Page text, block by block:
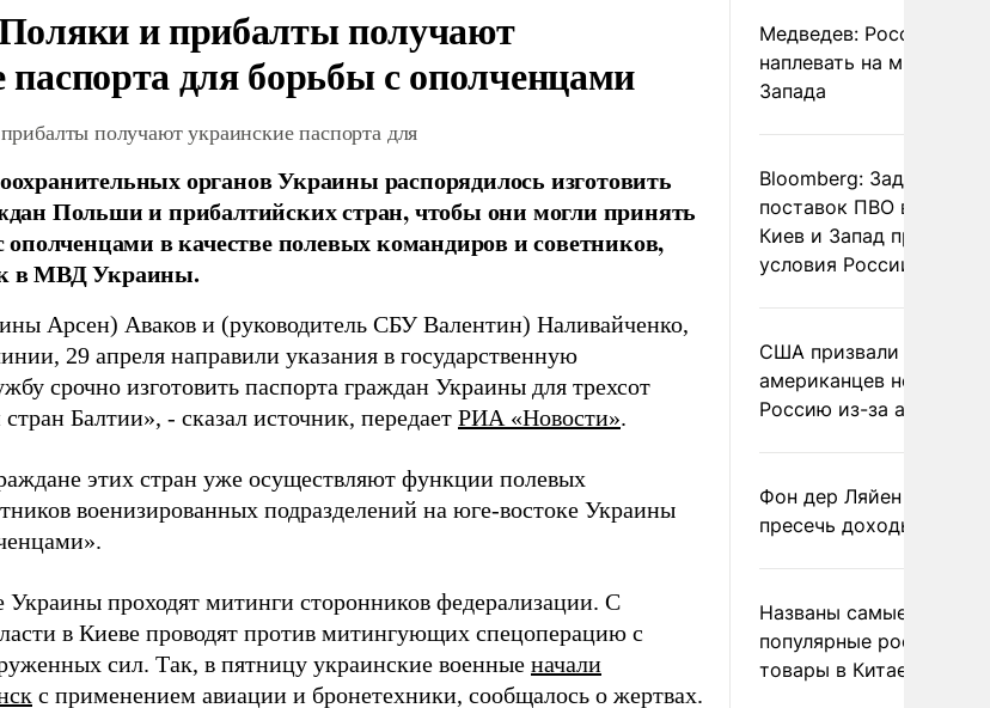
и прибалты получают
паспорта для борьбы с ополченцами
получают украинские паспорта для
органов Украины распорядилось изготовить
Польши и прибалтийских стран, чтобы они могли принять
ополченцами в качестве полевых командиров и советников,
в МВД Украины.
Арсен) Аваков и (руководитель СБУ Валентин) Наливайченко,
29 апреля направили указания в государственную
срочно изготовить паспорта граждан Украины для трехсот
Балтии», - сказал источник, передает РИА «Новости».
этих стран уже осуществляют функции полевых
военизированных подразделений на юге-востоке Украины
Украины проходят митинги сторонников федерализации. С
в Киеве проводят против митингующих спецоперацию с
сил. Так, в пятницу украинские военные начали
с применением авиации и бронетехники, сообщалось о жертвах.
Медведев: России
наплевать на мнение
Запада
Bloomberg: Задержка
поставок ПВО вынудит
Киев и Запад принять
условия России
США призвали
американцев не
Россию из-за атак ВСУ
Фон дер Ляйен
пресечь доходы России
Названы самые
популярные российские
товары в Китае